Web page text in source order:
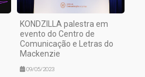
KONDZILLA palestra em
evento do Centro de
Comunicação e Letras do
Mackenzie
09/05/2023